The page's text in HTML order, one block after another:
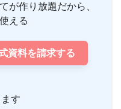
が作り放題だから、
える
資料を請求する
す